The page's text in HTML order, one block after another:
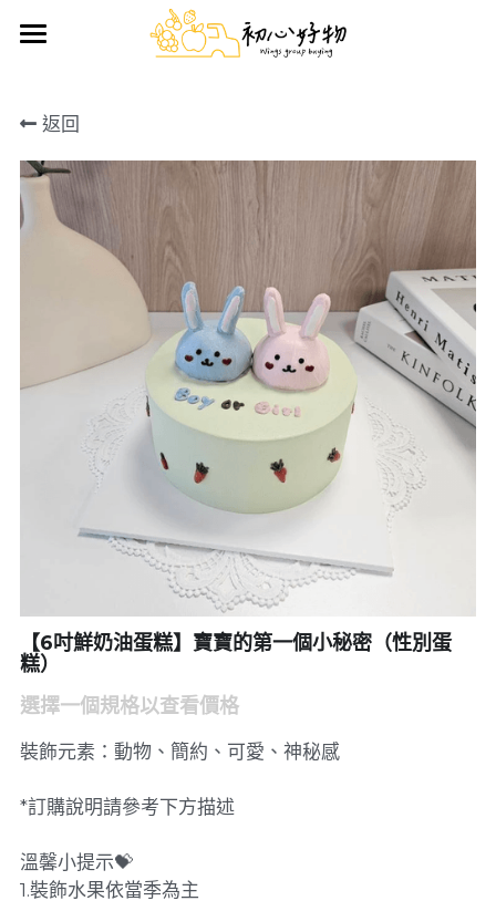
手做蛋糕
好物推薦
日用雜貨
生鮮/熟食/零嘴
鮮果禮盒
前往官方LINE訂購
返回
【6吋鮮奶油蛋糕】寶寶的第一個小秘密（性別蛋
糕）
選擇一個規格以查看價格
裝飾元素：動物、簡約、可愛、神秘感
*訂購說明請參考下方描述
溫馨小提示💝
1.裝飾水果依當季為主